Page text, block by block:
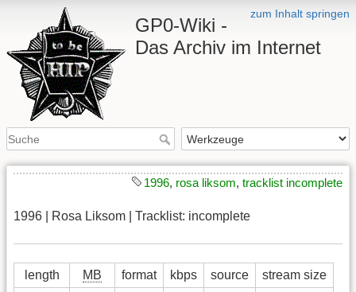
zum Inhalt springen
GP0-Wiki -
Das Archiv im Internet
1996, rosa liksom, tracklist incomplete
1996 | Rosa Liksom | Tracklist: incomplete
length MB format kbps source
stream size